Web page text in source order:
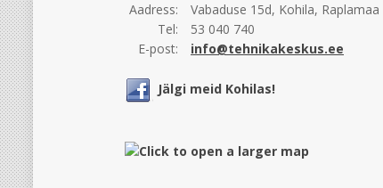
Aadress:
Vabaduse 15d, Kohila, Raplamaa
Tel:
53 040 740
E-post:
info@tehnikakeskus.ee
Jälgi meid Kohilas!